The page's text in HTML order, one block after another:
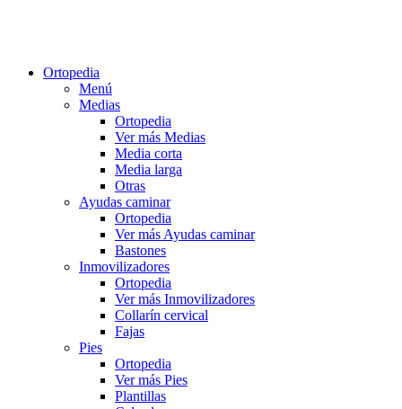
Ortopedia
Menú
Medias
Ortopedia
Ver más Medias
Media corta
Media larga
Otras
Ayudas caminar
Ortopedia
Ver más Ayudas caminar
Bastones
Inmovilizadores
Ortopedia
Ver más Inmovilizadores
Collarín cervical
Fajas
Pies
Ortopedia
Ver más Pies
Plantillas